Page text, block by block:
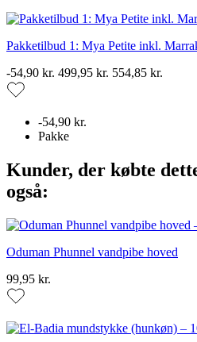
Pakketilbud 1: Mya Petite inkl.
-54,90 kr. 499,95 kr. 554,85 kr.
-54,90 kr.
Pakke
Kunder, der købte
også:
Oduman Phunnel vandpibe hoved
99,95 kr.